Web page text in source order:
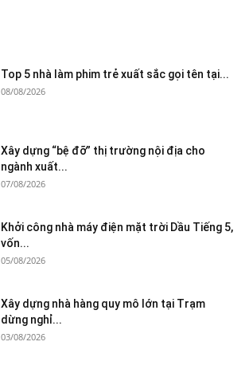
Top 5 nhà làm phim trẻ xuất sắc gọi tên tại...
08/08/2026
Xây dựng “bệ đỡ” thị trường nội địa cho
ngành xuất...
07/08/2026
Khởi công nhà máy điện mặt trời Dầu Tiếng 5,
vốn...
05/08/2026
Xây dựng nhà hàng quy mô lớn tại Trạm
dừng nghỉ...
03/08/2026